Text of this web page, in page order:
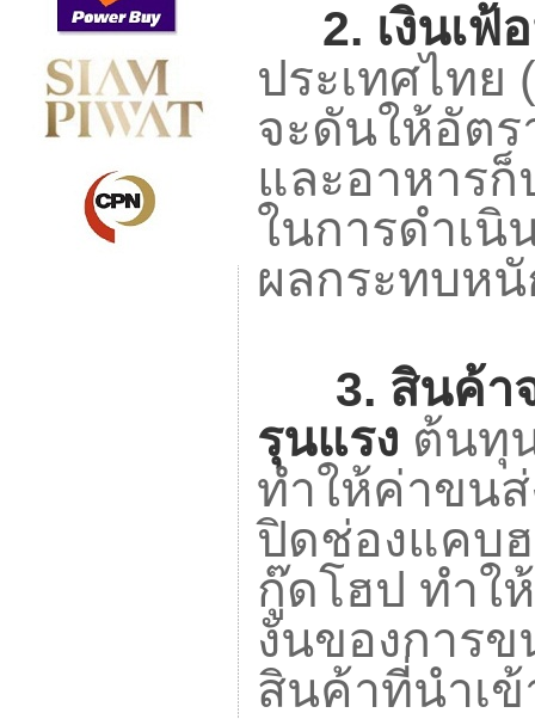
2. เงินเ
ประเทศไทย
จะดันให้อัต
และอาหาร
ในการดำเ
ผลกระทบห
3. สินค้า
รุนแรง ต้นทุ
ทำให้ค่าขนส่
ปิดช่องแคบ
กู๊ดโฮป ทำใ
งันของการ
สินค้าที่นำเ